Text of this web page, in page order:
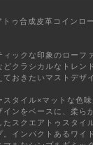
ゥ合成皮革コインロ
ィックな印象のローフ
クラシカルなトレン
おきたいマストデザ
スタイル×マットな色
インをベースに、柔ら
たスクエアトゥスタイ
。インパクトあるワイ